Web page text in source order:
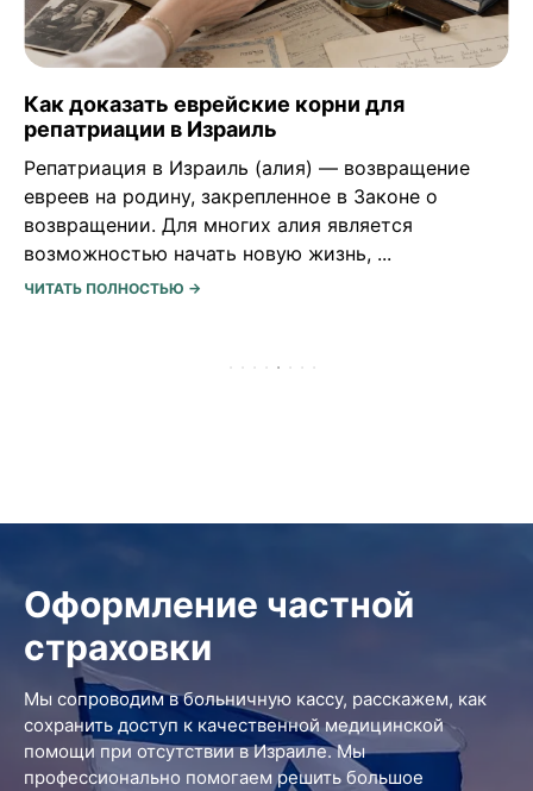
Как доказать еврейские корни для
репатриации в Израиль
Репатриация в Израиль (алия) — возвращение
евреев на родину, закрепленное в Законе о
возвращении. Для многих алия является
возможностью начать новую жизнь, ...
ЧИТАТЬ ПОЛНОСТЬЮ →
Оформление частной
страховки
Мы сопроводим в больничную кассу, расскажем, как
сохранить доступ к качественной медицинской
помощи при отсутствии в Израиле. Мы
профессионально помогаем решить большое